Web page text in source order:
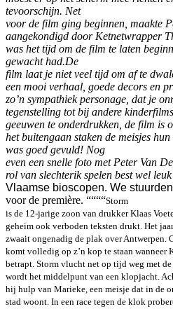
tevoorschijn. Net
voor de film ging beginnen, maakte
aangekondigd door Ketnetwrapper
was het tijd om de film te laten
gewacht had.De
film laat je niet veel tijd om af te
een mooi verhaal, goede decors en
zo’n sympathiek personage, dat je
tegenstelling tot bij andere
geeuwen te onderdrukken, de film is
het buitengaan staken de meisjes
was goed gevuld! Nog
even een snelle foto met Peter Van
rol van slechterik spelen best wel
Vlaamse bioscopen. We
voor de première. ““““Storm
is de 12-jarige zoon van drukker Klaas
geheim ook verboden teksten drukt. Het
zwaait ongenadig de plak over Antwerpen.
komt volledig op z’n kop te staan wanneer
betrapt. Storm vlucht net op tijd weg met
wordt het middelpunt van een klopjacht.
hij hulp van Marieke, een meisje dat in de
stad woont. In een race tegen de klok